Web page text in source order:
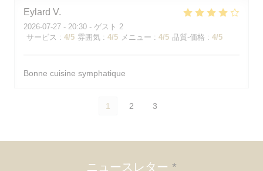
Eylard V
2026-07-27 - 20:30 - ゲスト 2
サービス : 4/5 雰囲気 : 4/5 メニュー : 4/5 品質-価格 : 4/5
Bonne cuisine symphatique
1 2 3
ニュースレター *